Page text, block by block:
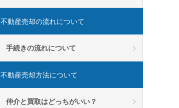
不動産売却の流れについて
手続きの流れについて
不動産売却方法について
仲介と買取はどっちがいい？